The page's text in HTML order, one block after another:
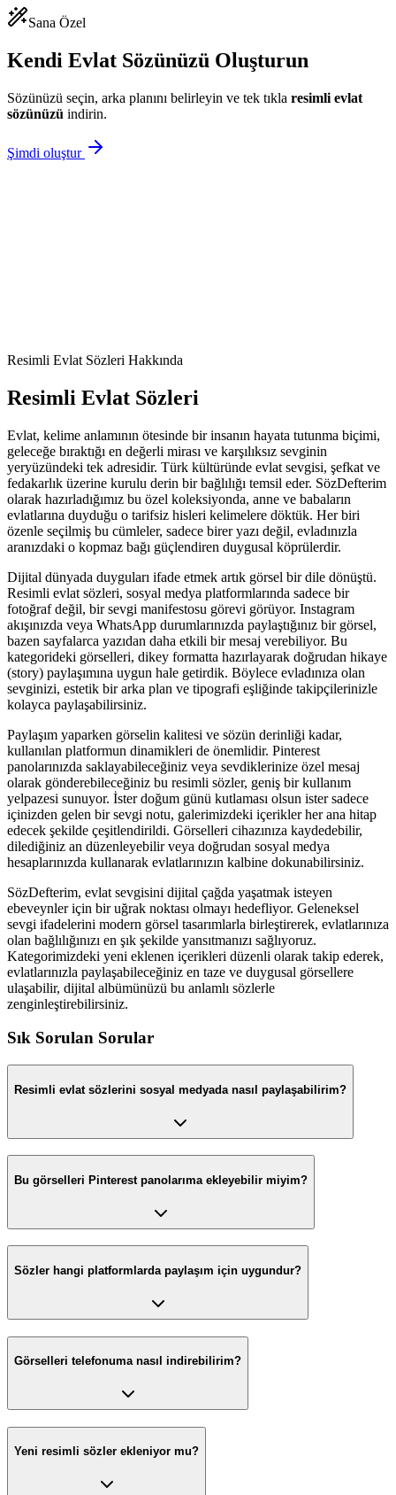
Sana Özel
Kendi Evlat Sözünüzü Oluşturun
Sözünüzü seçin, arka planını belirleyin ve tek tıkla resimli evlat
sözünüzü indirin.
Şimdi oluştur
Resimli Evlat Sözleri Hakkında
Resimli Evlat Sözleri
Evlat, kelime anlamının ötesinde bir insanın hayata tutunma biçimi,
geleceğe bıraktığı en değerli mirası ve karşılıksız sevginin
yeryüzündeki tek adresidir. Türk kültüründe evlat sevgisi, şefkat ve
fedakarlık üzerine kurulu derin bir bağlılığı temsil eder. SözDefterim
olarak hazırladığımız bu özel koleksiyonda, anne ve babaların
evlatlarına duyduğu o tarifsiz hisleri kelimelere döktük. Her biri
özenle seçilmiş bu cümleler, sadece birer yazı değil, evladınızla
aranızdaki o kopmaz bağı güçlendiren duygusal köprülerdir.
Dijital dünyada duyguları ifade etmek artık görsel bir dile dönüştü.
Resimli evlat sözleri, sosyal medya platformlarında sadece bir
fotoğraf değil, bir sevgi manifestosu görevi görüyor. Instagram
akışınızda veya WhatsApp durumlarınızda paylaştığınız bir görsel,
bazen sayfalarca yazıdan daha etkili bir mesaj verebiliyor. Bu
kategorideki görselleri, dikey formatta hazırlayarak doğrudan hikaye
(story) paylaşımına uygun hale getirdik. Böylece evladınıza olan
sevginizi, estetik bir arka plan ve tipografi eşliğinde takipçilerinizle
kolayca paylaşabilirsiniz.
Paylaşım yaparken görselin kalitesi ve sözün derinliği kadar,
kullanılan platformun dinamikleri de önemlidir. Pinterest
panolarınızda saklayabileceğiniz veya sevdiklerinize özel mesaj
olarak gönderebileceğiniz bu resimli sözler, geniş bir kullanım
yelpazesi sunuyor. İster doğum günü kutlaması olsun ister sadece
içinizden gelen bir sevgi notu, galerimizdeki içerikler her ana hitap
edecek şekilde çeşitlendirildi. Görselleri cihazınıza kaydedebilir,
dilediğiniz an düzenleyebilir veya doğrudan sosyal medya
hesaplarınızda kullanarak evlatlarınızın kalbine dokunabilirsiniz.
SözDefterim, evlat sevgisini dijital çağda yaşatmak isteyen
ebeveynler için bir uğrak noktası olmayı hedefliyor. Geleneksel
sevgi ifadelerini modern görsel tasarımlarla birleştirerek, evlatlarınıza
olan bağlılığınızı en şık şekilde yansıtmanızı sağlıyoruz.
Kategorimizdeki yeni eklenen içerikleri düzenli olarak takip ederek,
evlatlarınızla paylaşabileceğiniz en taze ve duygusal görsellere
ulaşabilir, dijital albümünüzü bu anlamlı sözlerle
zenginleştirebilirsiniz.
Sık Sorulan Sorular
Resimli evlat sözlerini sosyal medyada nasıl paylaşabilirim?
Bu görselleri Pinterest panolarıma ekleyebilir miyim?
Sözler hangi platformlarda paylaşım için uygundur?
Görselleri telefonuma nasıl indirebilirim?
Yeni resimli sözler ekleniyor mu?